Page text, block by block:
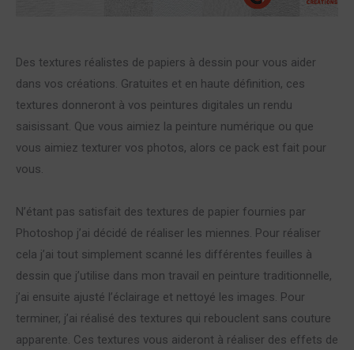
Des textures réalistes de papiers à dessin pour vous aider
dans vos créations. Gratuites et en haute définition, ces
textures donneront à vos peintures digitales un rendu
saisissant. Que vous aimiez la peinture numérique ou que
vous aimiez texturer vos photos, alors ce pack est fait pour
vous.
N’étant pas satisfait des textures de papier fournies par
Photoshop j’ai décidé de réaliser les miennes. Pour réaliser
cela j’ai tout simplement scanné les différentes feuilles à
dessin que j’utilise dans mon travail en peinture traditionnelle,
j’ai ensuite ajusté l’éclairage et nettoyé les images. Pour
terminer, j’ai réalisé des textures qui rebouclent sans couture
apparente. Ces textures vous aideront à réaliser des effets de